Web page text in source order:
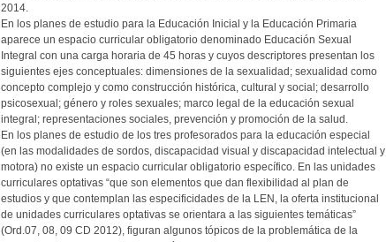
2014.
En los planes de estudio para la Educación Inicial y la Educación Primaria
aparece un espacio curricular obligatorio denominado Educación Sexual
Integral con una carga horaria de 45 horas y cuyos descriptores presentan los
siguientes ejes conceptuales: dimensiones de la sexualidad; sexualidad como
concepto complejo y como construcción histórica, cultural y social; desarrollo
psicosexual; género y roles sexuales; marco legal de la educación sexual
integral; representaciones sociales, prevención y promoción de la salud.
En los planes de estudio de los tres profesorados para la educación especial
(en las modalidades de sordos, discapacidad visual y discapacidad intelectual y
motora) no existe un espacio curricular obligatorio específico. En las unidades
curriculares optativas “que son elementos que dan flexibilidad al plan de
estudios y que contemplan las especificidades de la LEN, la oferta institucional
de unidades curriculares optativas se orientara a las siguientes temáticas”
(Ord.07, 08, 09 CD 2012), figuran algunos tópicos de la problemática de la